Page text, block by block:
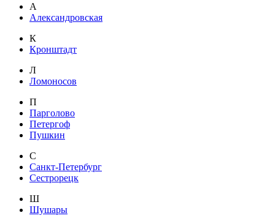
А
Александровская
К
Кронштадт
Л
Ломоносов
П
Парголово
Петергоф
Пушкин
С
Санкт-Петербург
Сестрорецк
Ш
Шушары